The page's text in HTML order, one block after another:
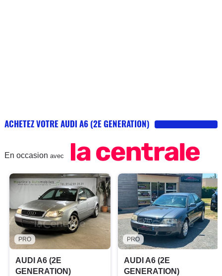
ACHETEZ VOTRE AUDI A6 (2E GENERATION)
En occasion avec
PRO
AUDI A6 (2E
GENERATION)
PRO
AUDI A6 (2E
GENERATION)